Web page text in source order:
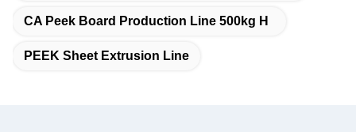
CA Peek Board Production Line 500kg H
PEEK Sheet Extrusion Line